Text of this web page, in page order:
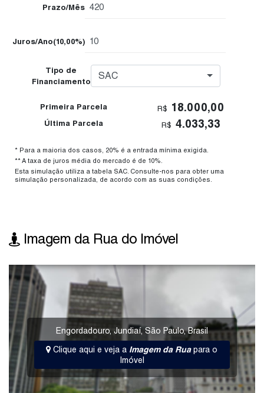
Prazo/Mês
Juros/Ano(10,00%)
Tipo de
Financiamento
SAC
Primeira Parcela R$ 18.000,00
Última Parcela R$ 4.033,33
* Para a maioria dos casos, 20% é a entrada mínima exigida.
** A taxa de juros média do mercado é de 10%.
Esta simulação utiliza a tabela SAC. Consulte-nos para obter uma
simulação personalizada, de acordo com as suas condições.
Imagem da Rua do Imóvel
Engordadouro, Jundiaí, São Paulo,Brasil
Clique aqui e veja a Imagem da Ruapara o
Imóvel